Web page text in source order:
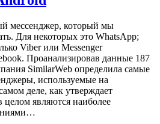
мессенджер, который мы
Для некоторых это WhatsApp;
Viber или Messenger
Проанализировав данные 187
SimilarWeb определила самые
используемые на
деле, как утверждает
являются наиболее